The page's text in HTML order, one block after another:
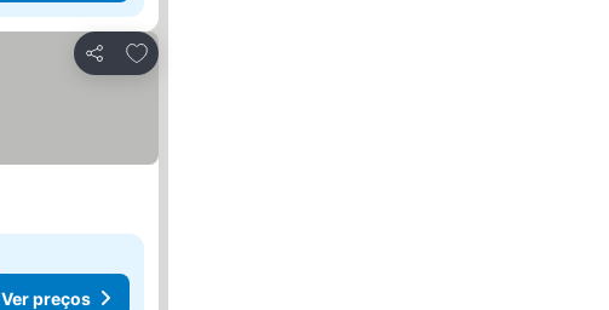
Partilhar
Adicionar aos favoritos
Ver preços